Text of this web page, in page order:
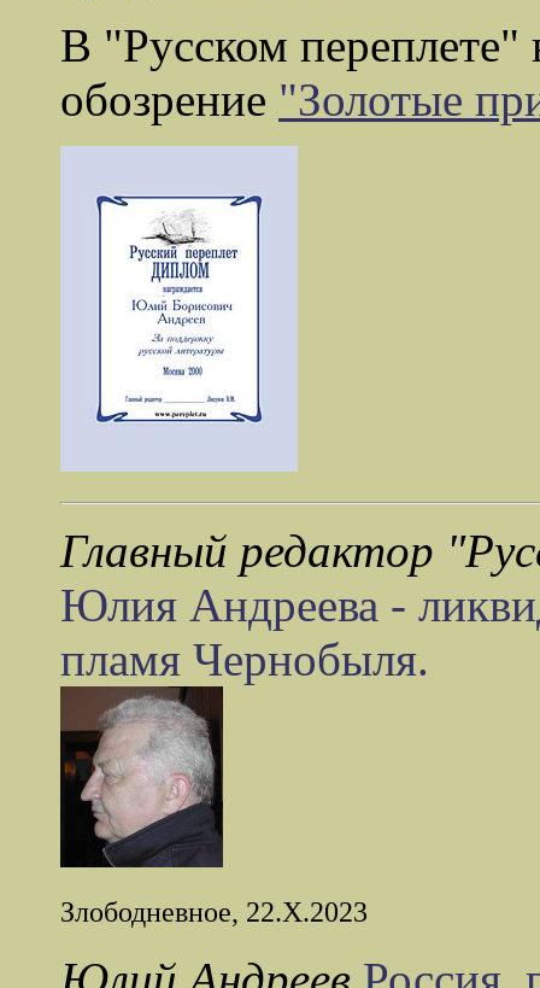
В "Русском
обозрение "Золотые
Главный редактор
Юлия Андреева -
пламя Чернобыля.
Злободневное, 22.X.2023